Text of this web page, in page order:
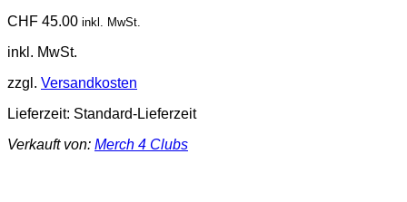
CHF 45.00 inkl. MwSt.
inkl. MwSt.
zzgl. Versandkosten
Lieferzeit: Standard-Lieferzeit
Verkauft von: Merch 4 Clubs